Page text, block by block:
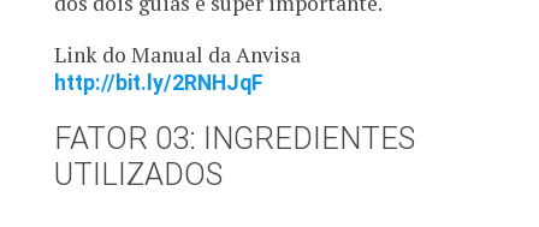
Link do Manual da Anvisa
http://bit.ly/2RNHJqF
FATOR 03: INGREDIENTES
UTILIZADOS